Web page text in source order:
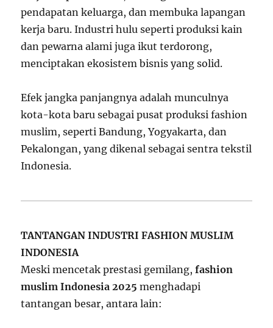
pendapatan keluarga, dan membuka lapangan
kerja baru. Industri hulu seperti produksi kain
dan pewarna alami juga ikut terdorong,
menciptakan ekosistem bisnis yang solid.
Efek jangka panjangnya adalah munculnya
kota-kota baru sebagai pusat produksi fashion
muslim, seperti Bandung, Yogyakarta, dan
Pekalongan, yang dikenal sebagai sentra tekstil
Indonesia.
TANTANGAN INDUSTRI FASHION MUSLIM
INDONESIA
Meski mencetak prestasi gemilang,fashion
muslim Indonesia 2025 menghadapi
tantangan besar, antara lain: